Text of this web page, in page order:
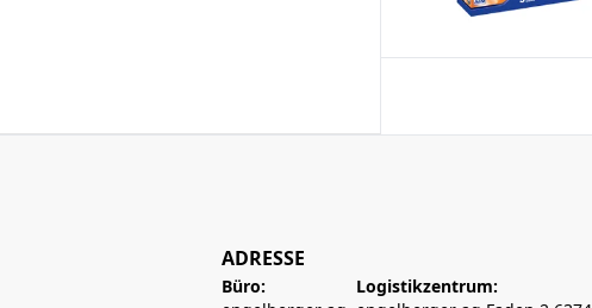
ADRESSE
Büro:
Logistikzentrum: